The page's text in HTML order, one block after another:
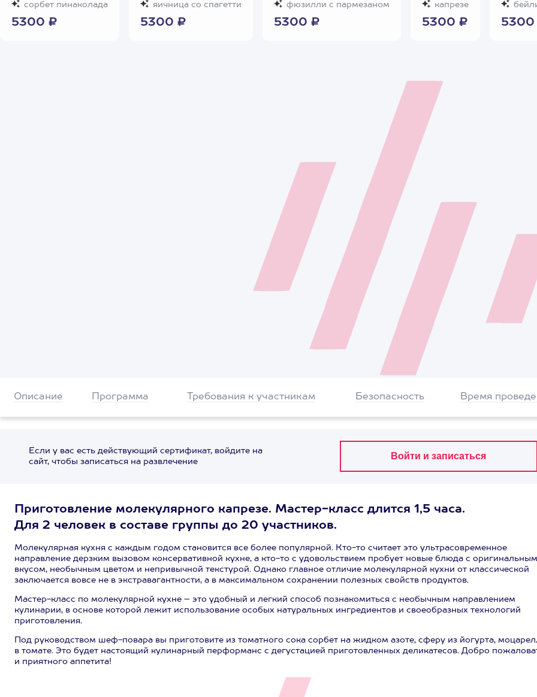
сорбет пинаколада
5300 ₽
яичница со спагетти
5300 ₽
фюзилли с пармезаном
5300 ₽
капрезе
5300 ₽ 5300
Описание Программа Требования к участникам Безопасность Время
Если у вас есть действующий сертификат, войдите на
сайт, чтобы записаться на развлечение
Приготовление молекулярного капрезе. Мастер-класс длится 1,5 часа.
Для 2 человек в составе группы до 20 участников.
Молекулярная кухня с каждым годом становится все более популярной. Кто-то считает это ультрасовременное
направление дерзким вызовом консервативной кухне, а кто-то с удовольствием пробует новые блюда с оригинальным
вкусом, необычным цветом и непривычной текстурой. Однако главное отличие молекулярной кухни от классической
заключается вовсе не в экстравагантности, а в максимальном сохранении полезных свойств продуктов.
Мастер-класс по молекулярной кухне – это удобный и легкий способ познакомиться с необычным направлением
кулинарии, в основе которой лежит использование особых натуральных ингредиентов и своеобразных технологий
приготовления.
Под руководством шеф-повара вы приготовите из томатного сока сорбет на жидком азоте, сферу из йогурта,
в томате. Это будет настоящий кулинарный перформанс с дегустацией приготовленных деликатесов. Добро
и приятного аппетита!